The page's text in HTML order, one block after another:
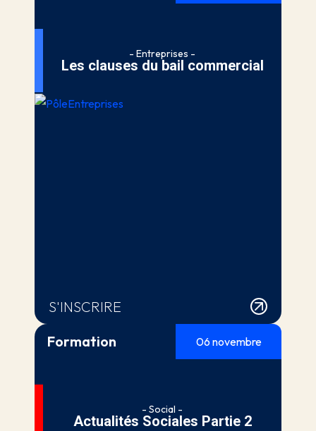
- Entreprises -
Les clauses du bail commercial
S'INSCRIRE
Formation
06 novembre
- Social -
Actualités Sociales Partie 2